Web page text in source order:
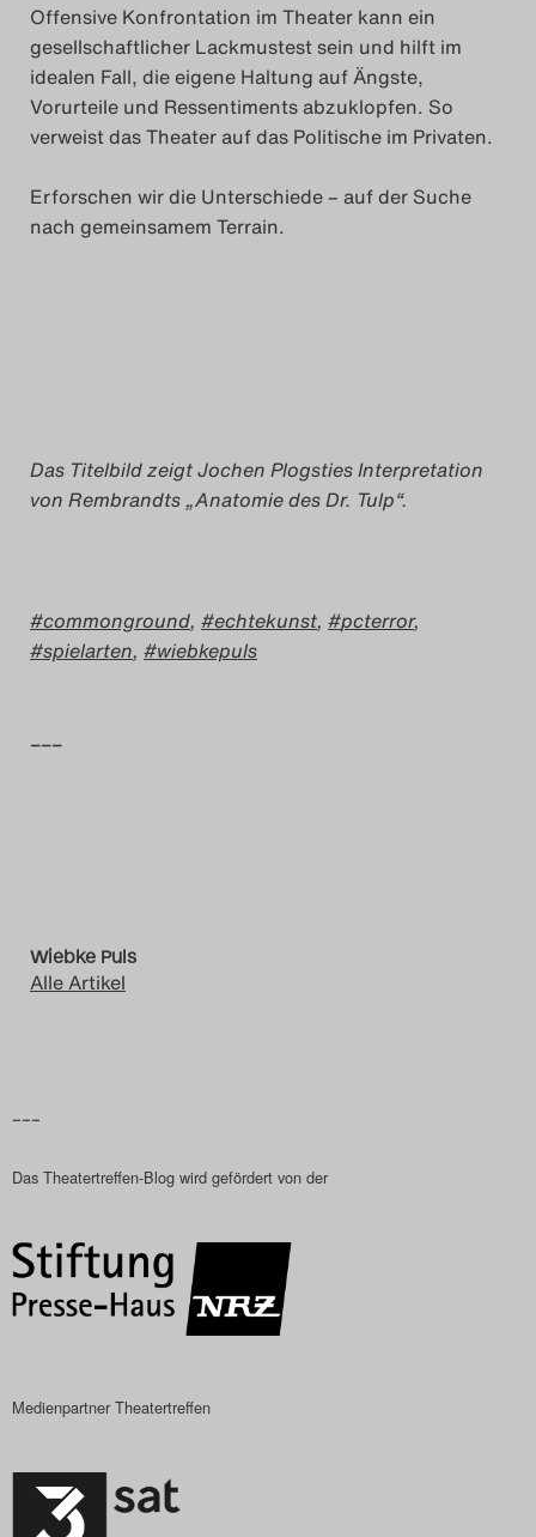
Offensive Konfrontation im Theater kann ein
gesellschaftlicher Lackmustest sein und hilft im
idealen Fall, die eigene Haltung auf Ängste,
Vorurteile und Ressentiments abzuklopfen. So
verweist das Theater auf das Politische im Privaten.
Erforschen wir die Unterschiede – auf der Suche
nach gemeinsamem Terrain.
Das Titelbild zeigt Jochen Plogsties Interpretation
von Rembrandts „Anatomie des Dr. Tulp“.
commonground, echtekunst, pcterror,
spielarten, wiebkepuls
–––
Wiebke Puls
Alle Artikel
–––
Das Theatertreffen-Blog wird gefördert von der
Medienpartner Theatertreffen